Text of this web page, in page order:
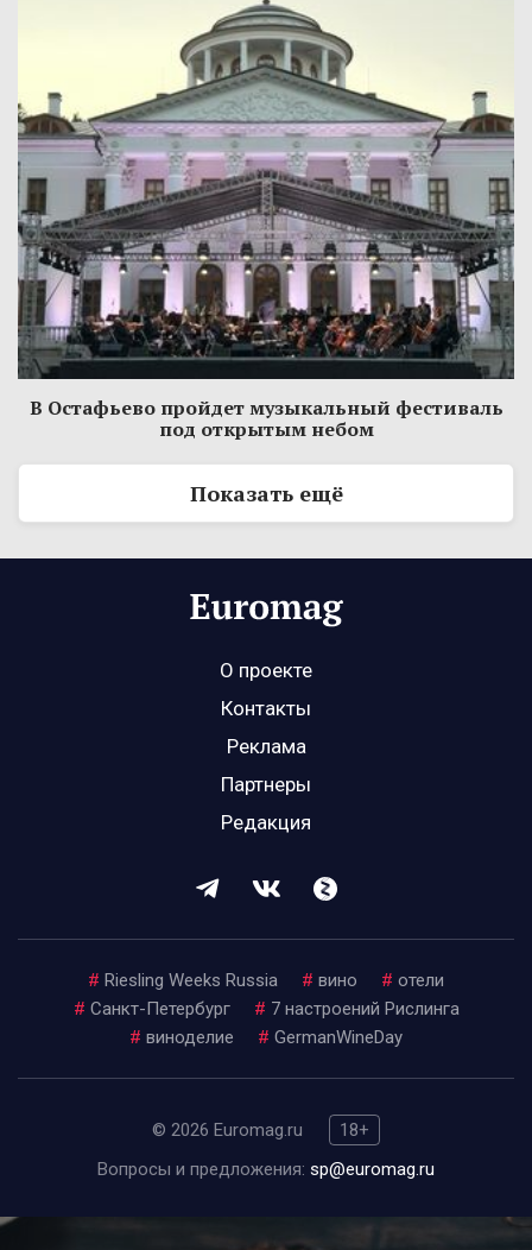
В Остафьево пройдет музыкальный фестиваль
под открытым небом
Показать ещё
О проекте
Контакты
Реклама
Партнеры
Редакция
# Riesling Weeks Russia # вино # отели
# Санкт-Петербург # 7 настроений Рислинга
# виноделие # GermanWineDay
© 2026 Euromag.ru
18+
Вопросы и предложения: sp@euromag.ru